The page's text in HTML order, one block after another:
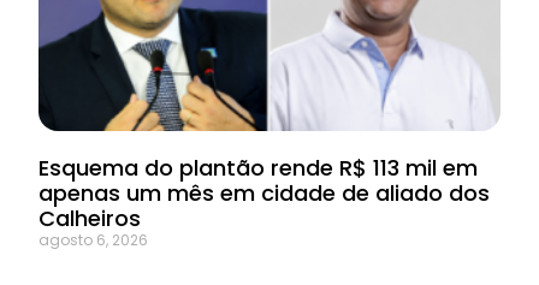
Esquema do plantão rende R$ 113 mil em
apenas um mês em cidade de aliado dos
Calheiros
agosto 6, 2026